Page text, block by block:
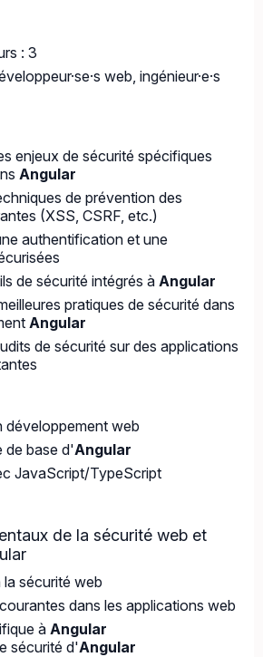
: 3
web, ingénieur·e·s
enjeux de sécurité spécifiques
Angular
de prévention des
(XSS, CSRF, etc.)
authentification et une
de sécurité intégrés à Angular
pratiques de sécurité dans
Angular
de sécurité sur des applications
développement web
de base d'Angular
JavaScript/TypeScript
de la sécurité web et
sécurité web
dans les applications web
àAngular
sécurité d'Angular